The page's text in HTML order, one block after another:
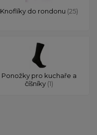
Knoflíky do rondonu (25)
Ponožky pro kuchaře a
číšníky (1)